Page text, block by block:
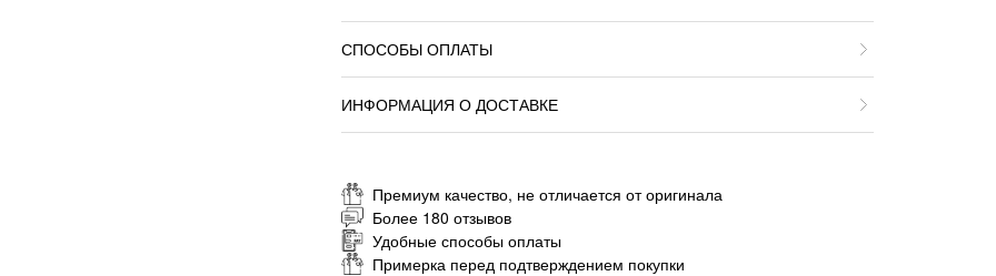
СПОСОБЫ ОПЛАТЫ
ИНФОРМАЦИЯ О ДОСТАВКЕ
Премиум качество, не отличается от оригинала
Более 180 отзывов
Удобные способы оплаты
Примерка перед подтверждением покупки